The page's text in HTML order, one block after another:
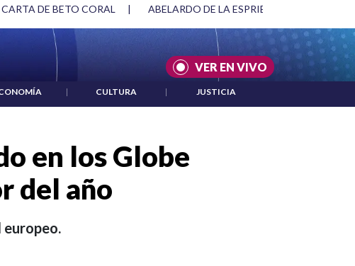
DE LA ESPRIELLA Y DMG | ACUERDOS ENTRE ESTADOS UNIDOS E
VER EN VIVO
| CULTURA | JUSTICIA
en los Globe
del año